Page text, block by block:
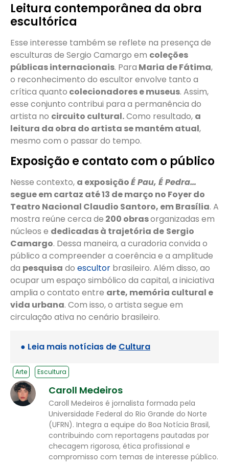
Leitura contemporânea da obra
escultórica
Esse interesse também se reflete na presença de
esculturas de Sergio Camargo em coleções
públicas internacionais. Para Maria de Fátima,
o reconhecimento do escultor envolve tanto a
crítica quanto colecionadores e museus. Assim,
esse conjunto contribui para a permanência do
artista no circuito cultural.Como resultado, a
leitura da obra do artista se mantém atual,
mesmo com o passar do tempo.
Exposição e contato com o público
Nesse contexto, a exposiçãoÉ Pau, É Pedra…
segue em cartaz até 13 de março no Foyer do
Teatro Nacional Claudio Santoro, em Brasília. A
mostra reúne cerca de 200 obrasorganizadas em
núcleos e dedicadas à trajetória de Sergio
Camargo. Dessa maneira, a curadoria convida o
público a compreender a coerência e a amplitude
da pesquisa do escultor brasileiro. Além disso, ao
ocupar um espaço simbólico da capital, a iniciativa
amplia o contato entre arte, memória cultural e
vida urbana. Com isso, o artista segue em
circulação ativa no cenário brasileiro.
● Leia mais notícias de Cultura
Arte Escultura
Caroll Medeiros
Caroll Medeiros é jornalista formada pela
Universidade Federal do Rio Grande do Norte
(UFRN). Integra a equipe do Boa Notícia Brasil,
contribuindo com reportagens pautadas por
checagem rigorosa, ética profissional e
compromisso com temas de interesse público.